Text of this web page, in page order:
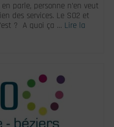
parle, personne n’en veut
des services. Le SO2 et
? A quoi ça … Lire la